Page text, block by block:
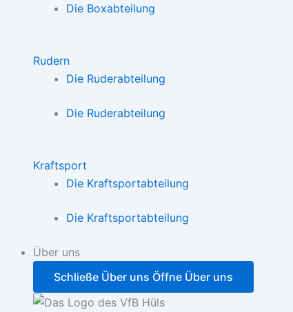
Die Boxabteilung
Rudern
Die Ruderabteilung
Die Ruderabteilung
Kraftsport
Die Kraftsportabteilung
Die Kraftsportabteilung
Über uns
Schließe Über uns Öffne Über uns